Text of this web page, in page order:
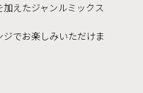
えたジャンルミックス
でお楽しみいただけま